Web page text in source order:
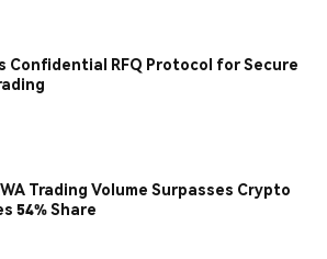
Confidential RFQ Protocol for Secure
Trading Volume Surpasses Crypto
54% Share